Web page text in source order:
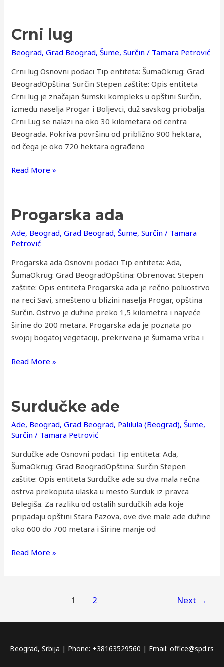
Crni lug
Beograd,Grad Beograd,Šume,Surčin / Tamara Petrović
Crni lug Osnovni podaci Tip entiteta: ŠumaOkrug: Grad
BeogradOpština: Surčin Stepen zaštite: Opis entiteta
Crni lug je značajan šumski kompleks u opštini Surčin,
između naselja Progar i Boljevci, duž savskog priobalja.
Crni Lug se nalazi na oko 30 kilometara od centra
Beograda. Pokriva površinu od približno 900 hektara,
od čega je oko 720 hektara ograđeno
Crni
lug
Read More »
Progarska ada
Ade, Beograd,Grad Beograd,Šume,Surčin / Tamara
Petrović
Progarska ada Osnovni podaci Tip entiteta: Ada,
ŠumaOkrug: Grad BeogradOpština: Obrenovac Stepen
zaštite: Opis entiteta Progarska ada je rečno poluostrvo
na reci Savi, smešteno u blizini naselja Progar, opština
Surčin. Ostrvo je dužine preko 1,5 kilometra i najveće
širine do 200 metara. Progarska ada je poznata po
svojoj bogatoj vegetaciji, prekrivena je šumama vrba i
Progarska
ada
Read More »
Surdučke ade
Ade, Beograd,Grad Beograd, Palilula (Beograd),Šume,
Surčin / Tamara Petrović
Surdučke ade Osnovni podaci Tip entiteta: Ada,
ŠumaOkrug: Grad BeogradOpština: Surčin Stepen
zaštite: Opis entiteta Surdučke ade su dva mala rečna
ostrva prekoputa ulaska u mesto Surduk iz pravca
Belegiša. Za razliku od ostalih surdučkih ada koje
pripadaju opštini Stara Pazova, ove dve male ade dužine
oko 600 do 700 metara i širine manje od
Surdučke
ade
Read More »
1 2 Next →
Beograd, Srbija | Phone: +38163529560 | Email: office@spd.rs